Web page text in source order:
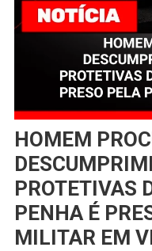
HOMEM
PROTETIVAS
PENHA É
MILITAR EM